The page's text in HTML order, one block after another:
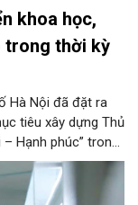
khoa học,
trong thời kỳ
Hà Nội đã đặt ra
tiêu xây dựng Thủ
Hạnh phúc” trong
triển khoa học,
toàn diện trong